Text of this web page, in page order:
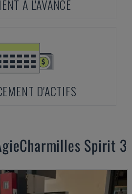
À L'AVANCE
D'ACTIFS
Spirit 3